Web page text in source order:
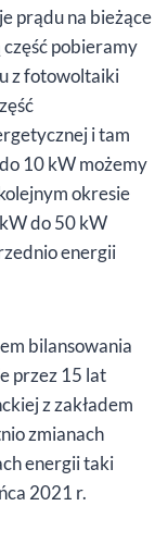
prądu na bieżące
pobieramy
z fotowoltaiki
i tam
10 kW możemy
okresie
do 50 kW
energii
bilansowania
przez 15 lat
z zakładem
zmianach
energii taki
2021 r.